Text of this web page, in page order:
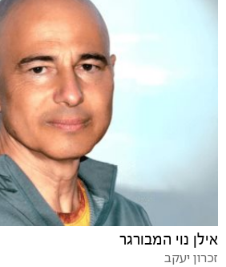
אילן נוי המבורגר
זכרון יעקב